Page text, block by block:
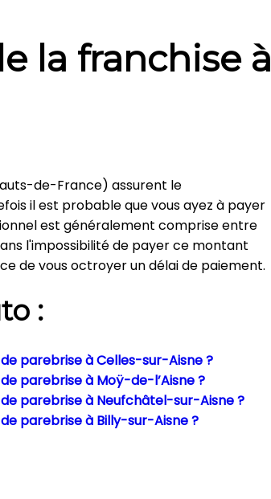
la franchise à
de-France) assurent le
il est probable que vous ayez à payer
est généralement comprise entre
l'impossibilité de payer ce montant
de vous octroyer un délai de paiement.
:
parebrise à Celles-sur-Aisne ?
parebrise à Moÿ-de-l’Aisne ?
parebrise à Neufchâtel-sur-Aisne ?
parebrise à Billy-sur-Aisne ?